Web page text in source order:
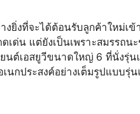
ยิ่งที่จะได้ต้อนรับลูกค้าใหม่เข้
เด่น แต่ยังเป็นเพราะสมรรถ
ยนต์เอสยูวีขนาดใหญ่ 6 ที่นั่งรุ่
นกประสงค์อย่างเต็มรูปแบบรุ่